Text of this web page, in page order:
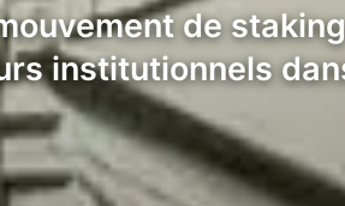
de
institutionnels